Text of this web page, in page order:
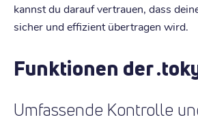
kannst du darauf vertrauen, dass
sicher und effizient übertragen wird.
Funktionen der
Umfassende Kontrolle